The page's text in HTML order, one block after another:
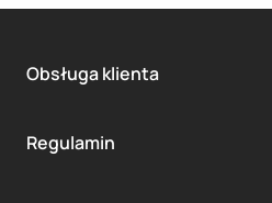
Obsługa klienta
Regulamin